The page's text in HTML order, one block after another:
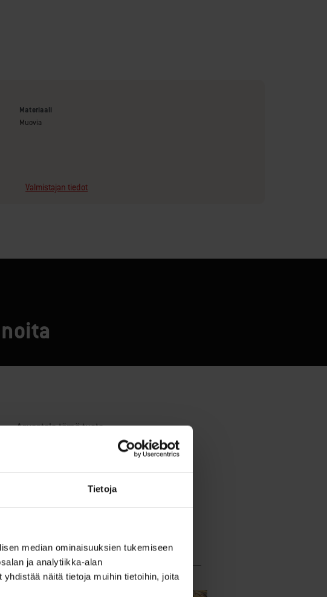
Tietoja
median ominaisuuksien tukemiseen
ja analytiikka-alan
näitä tietoja muihin tietoihin, joita
Materiaali
Muovia
Valmistajan tiedot